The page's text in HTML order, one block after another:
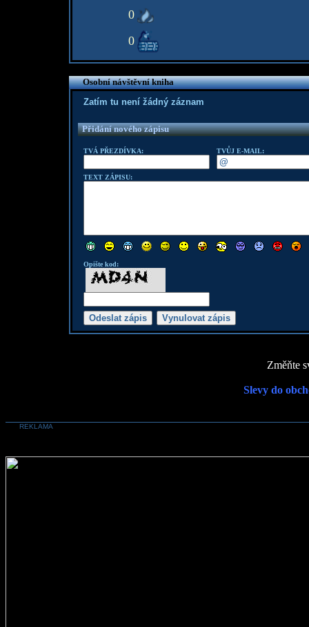
0
0
Osobní návštěvní kniha
Zatím tu není žádný záznam
Přidání nového zápisu
TVÁ PŘEZDÍVKA: TVŮJ E-MAIL:
TEXT ZÁPISU:
Opište kod:
Změňte
Slevy do
REKLAMA